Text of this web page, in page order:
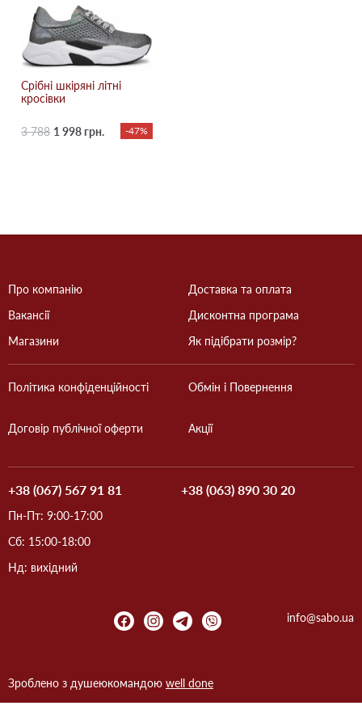
Срібні шкіряні літні
кросівки
3 788 1 998 грн. -47%
Про компанію
Вакансії
Магазини
Доставка та оплата
Дисконтна програма
Як підібрати розмір?
Політика конфіденційності
Договір публічної оферти
Обмін і Повернення
Акції
+38 (067) 567 91 81 +38 (063) 890 30 20
Пн-Пт: 9:00-17:00
Сб: 15:00-18:00
Нд: вихідний
info@sabo.ua
Зроблено з душеюкомандою well done